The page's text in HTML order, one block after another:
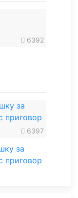
6392
6397
за
приговор